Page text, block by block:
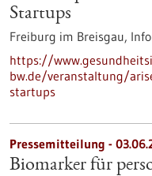
Startups
Freiburg im Breisgau,
https://
bw.de/veranstaltung/
startups
Pressemitteilung -
Biomarker für